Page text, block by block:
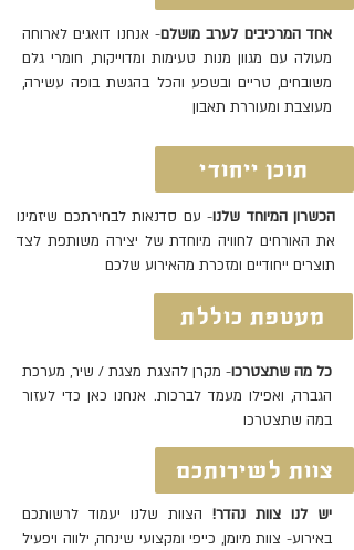
אחד המרכיבים לערב מושלם- אנחנו דואגים לארוחה
מעולה עם מגוון מנות טעימות ומדוייקות, חומרי גלם
משובחים, טריים ובשפע והכל בהגשת בופה עשירה,
מעוצבת ומעוררת תאבון
תוכן ייחודי
הכשרון המיוחד שלנו- עם סדנאות לבחירתכם שיזמינו
את האורחים לחוויה מיוחדת של יצירה משותפת לצד
תוצרים ייחודיים ומזכרת מהאירוע שלכם
מעטפת כוללת
כל מה שתצטרכו- מקרן להצגת מצגת / שיר, מערכת
הגברה, ואפילו מעמד לברכות. אנחנו כאן כדי לעזור
במה שתצטרכו
צוות לשירותכם
יש לנו צוות נהדר! הצוות שלנו יעמוד לרשותכם
באירוע- צוות מיומן, כייפי ומקצועי שינחה, ילווה ויפעיל